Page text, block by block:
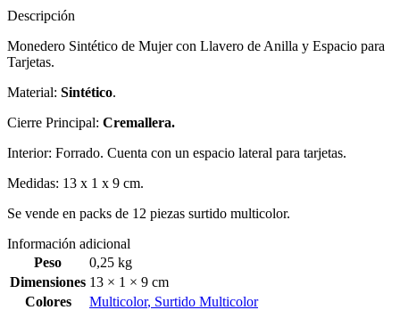
Descripción
Monedero Sintético de Mujer con Llavero de Anilla y Espacio para
Tarjetas.
Material: Sintético.
Cierre Principal: Cremallera.
Interior: Forrado. Cuenta con un espacio lateral para tarjetas.
Medidas: 13 x 1 x 9 cm.
Se vende en packs de 12 piezas surtido multicolor.
Información adicional
Peso
0,25 kg
Dimensiones 13 × 1 × 9 cm
Colores
Multicolor, Surtido Multicolor